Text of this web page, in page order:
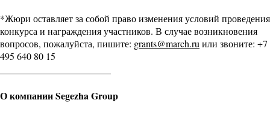
*Жюри оставляет за собой право изменения условий проведения
конкурса и награждения участников. В случае возникновения
вопросов, пожалуйста, пишите: grants@march.ru или звоните: +7
495 640 80 15
О компании Segezha Group